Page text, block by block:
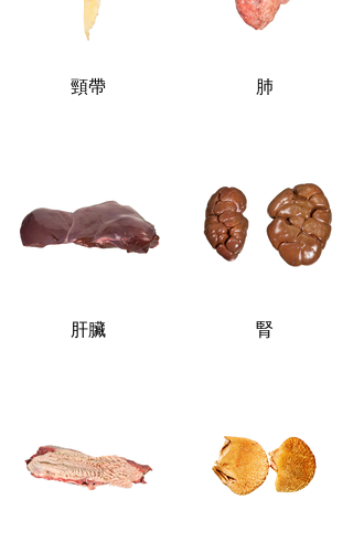
頸帶 肺
肝臟 腎